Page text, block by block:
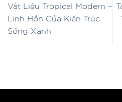
Vật Liệu Tropical Modern –
Linh Hồn Của Kiến Trúc
Sống Xanh